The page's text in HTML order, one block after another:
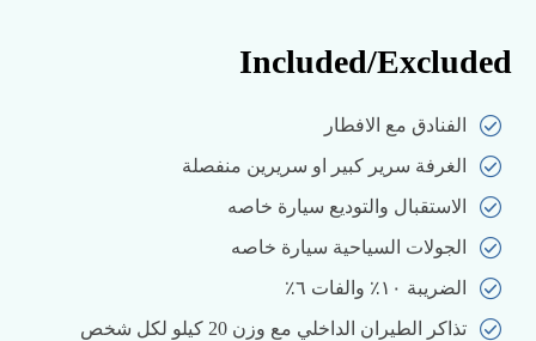
Included/Excluded
الفنادق مع الافطار
الغرفة سرير كبير او سريرين منفصلة
الاستقبال والتوديع سيارة خاصه
الجولات السياحية سيارة خاصه
الضريبة ١٠٪ والفات ٦٪
تذاكر الطيران الداخلي مع وزن 20 كيلو لكل شخص